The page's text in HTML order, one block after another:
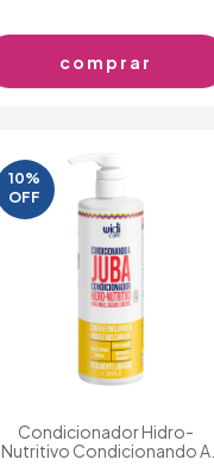
10%
OFF
Condicionador Hidro-
Nutritivo Condicionando A